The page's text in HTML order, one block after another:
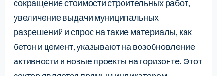
сокращение стоимости строительных работ,
увеличение выдачи муниципальных
разрешений и спрос на такие материалы, как
бетон и цемент, указывают на возобновление
активности и новые проекты на горизонте. Этот